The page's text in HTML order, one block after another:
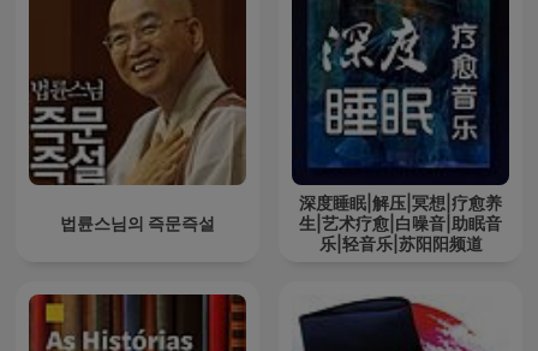
법륜스님의 즉문즉설
深度睡眠|解压|冥想|疗愈养
生|艺术疗愈|白噪音|助眠音
乐|轻音乐|苏阳阳频道